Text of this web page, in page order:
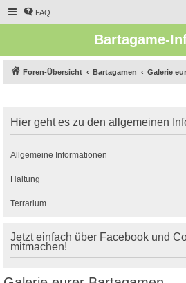
FAQ
Bartagame-
Foren-Übersicht Bartagamen Galerie
Hier geht es zu den allgemeinen
Allgemeine Informationen
Haltung
Terrarium
Jetzt einfach über Facebook und
mitmachen!